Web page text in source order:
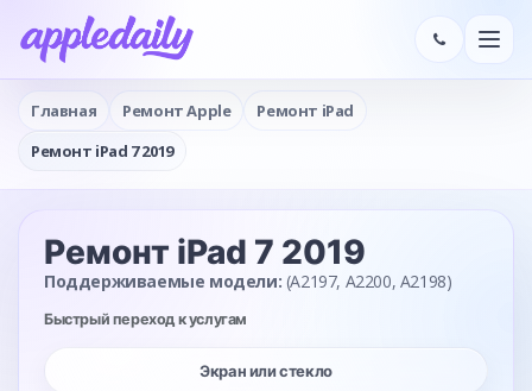
Главная Ремонт Apple
Ремонт iPad
Ремонт iPad 7 2019
Ремонт iPad 7 2019
Поддерживаемые модели: (A2197, A2200, A2198)
Быстрый переход к услугам
Экран или стекло